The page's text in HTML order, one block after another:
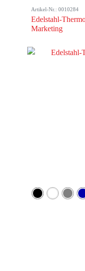
Artikel-Nr.: 0010284
Edelstahl-
Marketing